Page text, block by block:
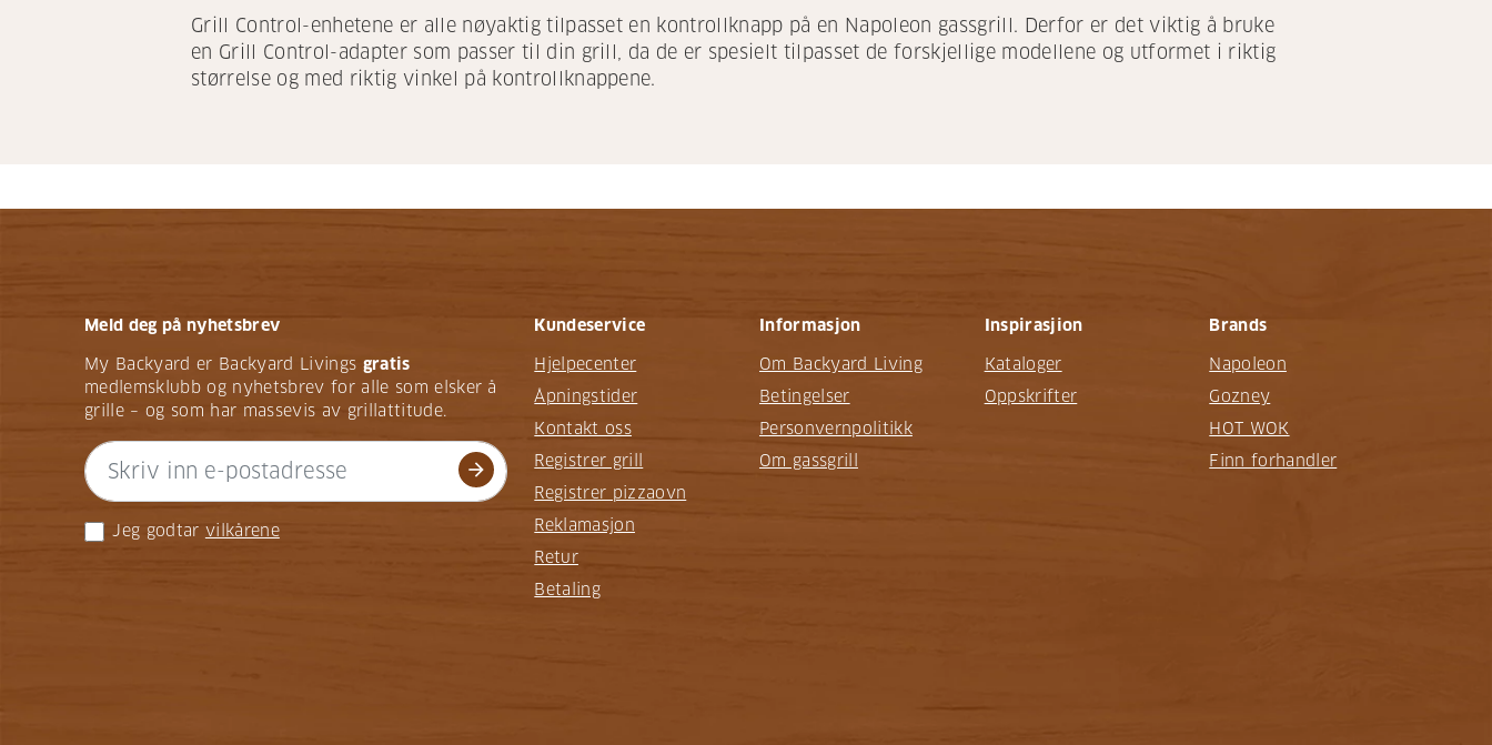
Grill Control-enhetene er alle nøyaktig tilpasset en kontrollknapp på en Napoleon gassgrill. Derfor er det viktig å bruke
en Grill Control-adapter som passer til din grill, da de er spesielt tilpasset de forskjellige modellene og utformet i riktig
størrelse og med riktig vinkel på kontrollknappene.
Meld deg på nyhetsbrev
My Backyard er Backyard Livings gratis
medlemsklubb og nyhetsbrev for alle som elsker å
grille – og som har massevis av grillattitude.
arrow_forward
Jeg godtar vilkårene
Kundeservice
Hjelpecenter
Åpningstider
Kontakt oss
Registrer grill
Registrer pizzaovn
Reklamasjon
Retur
Betaling
Informasjon
Om Backyard Living
Betingelser
Personvernpolitikk
Om gassgrill
Inspirasjion
Kataloger
Oppskrifter
Brands
Napoleon
Gozney
HOT WOK
Finn forhandler